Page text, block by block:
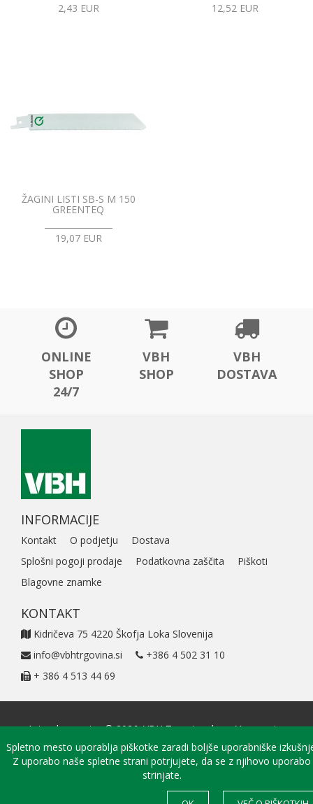
2,43 EUR 12,52 EUR
ŽAGINI LISTI SB-S M 150
GREENTEQ
19,07 EUR
ONLINE
SHOP
24/7
VBH
SHOP
VBH
DOSTAVA
INFORMACIJE
Kontakt O podjetju
Dostava
Splošni pogoji prodaje
Podatkovna zaščita
Piškoti
Blagovne znamke
KONTAKT
Kidričeva 75 4220 Škofja Loka Slovenija
info@vbhtrgovina.si
+386 4 502 31 10
+ 386 4 513 44 69
Avtorske pravice © 2026. VBH Trgovina d.o.o. Vse pravice
pridržane. | VBH Trgovina 24
Spletno mesto uporablja piškotke zaradi boljše uporabniške
Z uporabo naše spletne strani potrjujete, da se z njihovo uporabo
strinjate.